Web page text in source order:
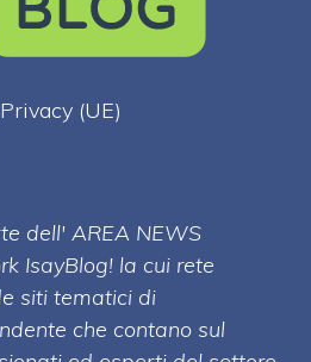
(UE)
dell' AREA NEWS
IsayBlog! la cui rete
siti tematici di
che contano sul